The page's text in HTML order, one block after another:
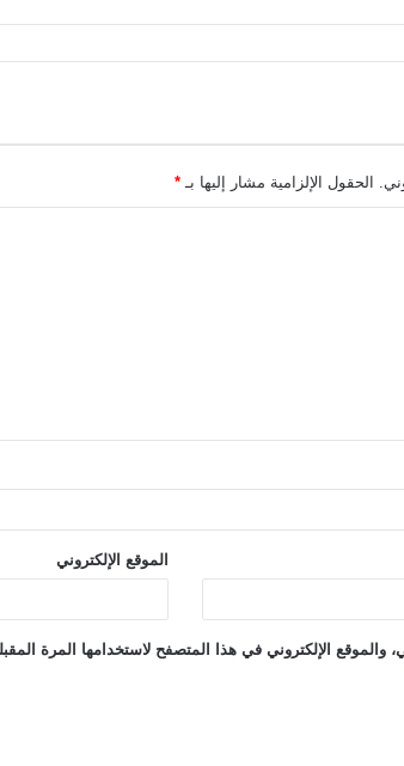
الحقول الإلزامية مشار إليها بـ *
الموقع الإلكتروني
والموقع الإلكتروني في هذا المتصفح لاستخدامها المرة